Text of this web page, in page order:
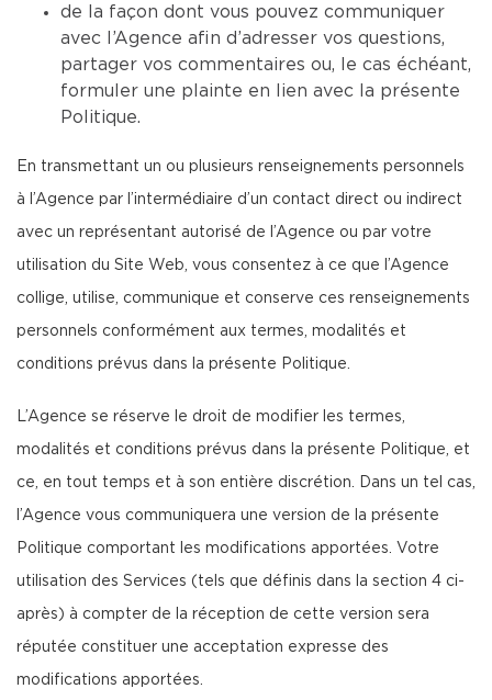
de la façon dont vous pouvez communiquer
avec l’Agence afin d’adresser vos questions,
partager vos commentaires ou, le cas échéant,
formuler une plainte en lien avec la présente
Politique.
En transmettant un ou plusieurs renseignements personnels
à l’Agence par l’intermédiaire d’un contact direct ou indirect
avec un représentant autorisé de l’Agence ou par votre
utilisation du Site Web, vous consentez à ce que l’Agence
collige, utilise, communique et conserve ces renseignements
personnels conformément aux termes, modalités et
conditions prévus dans la présente Politique.
L’Agence se réserve le droit de modifier les termes,
modalités et conditions prévus dans la présente Politique, et
ce, en tout temps et à son entière discrétion. Dans un tel cas,
l’Agence vous communiquera une version de la présente
Politique comportant les modifications apportées. Votre
utilisation des Services (tels que définis dans la section 4 ci-
après) à compter de la réception de cette version sera
réputée constituer une acceptation expresse des
modifications apportées.